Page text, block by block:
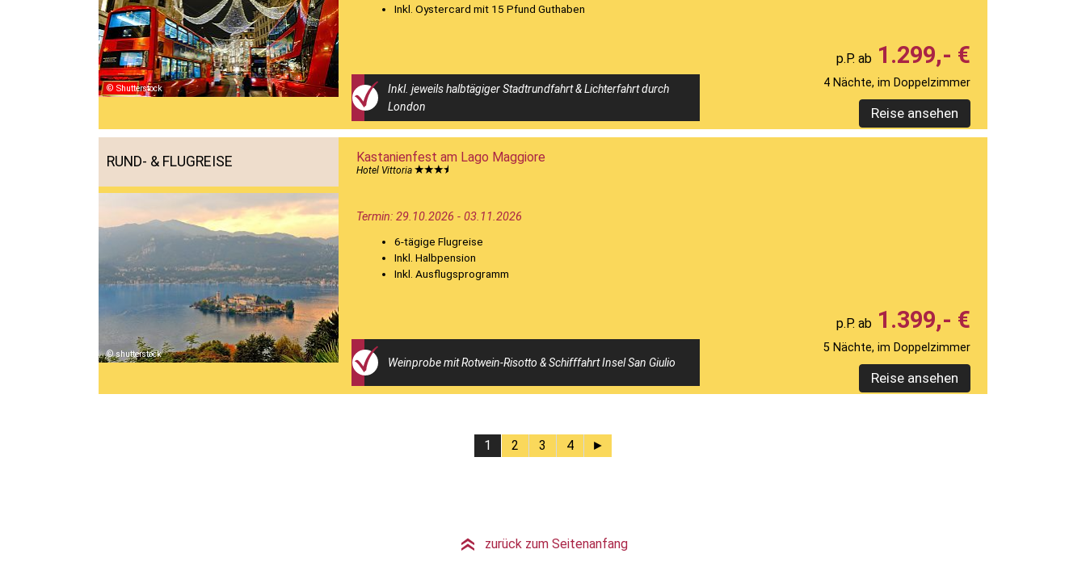
Shutterstock
Inkl. Oystercard mit 15 Pfund Guthaben
Inkl. jeweils halbtägiger Stadtrundfahrt & Lichterfahrt durch
London
1.299,- €
4 Nächte, im Doppelzimmer
Reise ansehen
RUND- & FLUGREISE
shutterstock
Kastanienfest am Lago Maggiore
Hotel Vittoria
Termin: 29.10.2026 - 03.11.2026
6-tägige Flugreise
Inkl. Halbpension
Inkl. Ausflugsprogramm
Weinprobe mit Rotwein-Risotto & Schifffahrt Insel San Giulio
1.399,- €
5 Nächte, im Doppelzimmer
Reise ansehen
1 2 3 4 ►
» zurück zum Seitenanfang